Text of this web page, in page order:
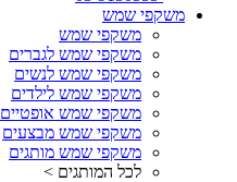
משקפי שמש
משקפי שמש
משקפי שמש לגברים
משקפי שמש לנשים
משקפי שמש לילדים
משקפי שמש אופטיים
משקפי שמש מבצעים
משקפי שמש מותגים
לכל המותגים >